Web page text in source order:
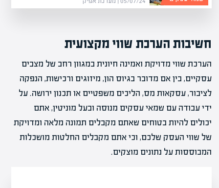
חשיבות הערכת שווי מקצועית
הערכת שווי מדויקת ואמינה חיונית במגוון רחב של מצבים
עסקיים, בין אם מדובר בגיוס הון, מיזוגים ורכישות, הנפקה
לציבור, עסקאות מס, הליכים משפטיים או תכנון ירושה. על
ידי עבודה עם שמאי עסקים מנוסה ובעל מוניטין, אתם
יכולים להיות בטוחים שאתם מקבלים תמונה מלאה ומדויקת
של שווי העסק שלכם, וכי אתם מקבלים החלטות מושכלות
המבוססות על נתונים מוצקים.